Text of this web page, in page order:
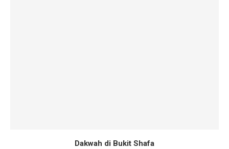
Dakwah di Bukit Shafa